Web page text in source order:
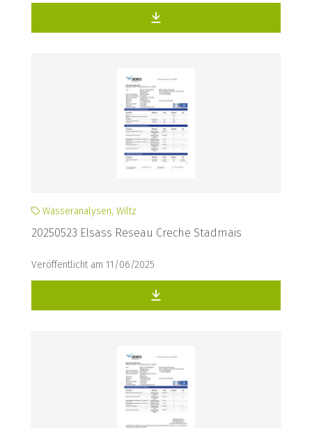
Wasseranalysen, Wiltz
20250523 Elsass Reseau Creche Stadmais
Veröffentlicht am 11/06/2025